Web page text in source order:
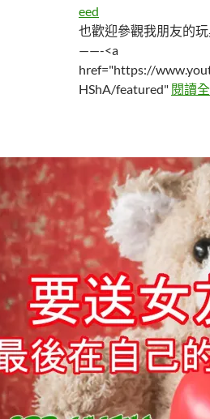
eed
也歡迎參觀我朋友的
——-<a
href="https://
HShA/featured" 閱讀